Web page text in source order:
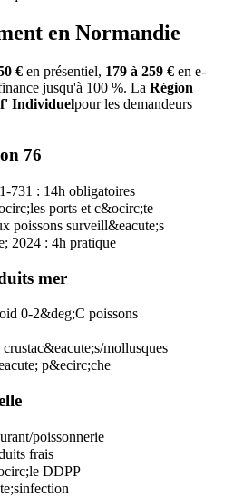
en Normandie
€ en présentiel, 179 à 259 € en e-
jusqu'à 100 %. La Région
Individuelpour les demandeurs
76
731 : 14h obligatoires
ports et c&ocirc;te
poissons surveill&eacute;s
2024 : 4h pratique
mer
0-2&deg;C poissons
mollusques
p&ecirc;che
poissonnerie
frais
DDPP